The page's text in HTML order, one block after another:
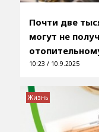
Почти две
могут не
10:23 / 10.9.2025
Жизнь